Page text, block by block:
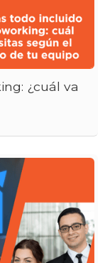
¿cuál va